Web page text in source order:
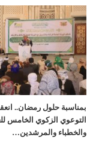
بمناسبة حلول رمضان..
التوعوي الزكوي الخامس
والخطباء والمرشدين…